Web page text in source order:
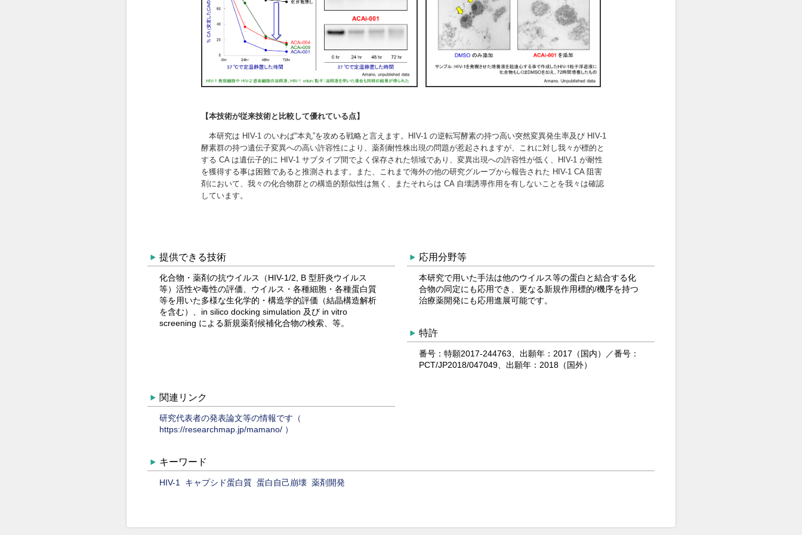
提供できる技術
化合物・薬剤の抗ウイルス（HIV-1/2, B 型肝炎ウイルス
等）活性や毒性の評価、ウイルス・各種細胞・各種蛋白質
等を用いた多様な生化学的・構造学的評価（結晶構造解析
を含む）、in silico docking simulation 及び in vitro
screening による新規薬剤候補化合物の検索、等。
応用分野等
本研究で用いた手法は他のウイルス等の蛋白と結合する化
合物の同定にも応用でき、更なる新規作用標的/機序を持つ
治療薬開発にも応用進展可能です。
特許
番号：特願2017-244763、出願年：2017（国内）／番号：
PCT/JP2018/047049、出願年：2018（国外）
関連リンク
研究代表者の発表論文等の情報です（
https://researchmap.jp/mamano/ ）
キーワード
HIV-1 キャプシド蛋白質 蛋白自己崩壊 薬剤開発